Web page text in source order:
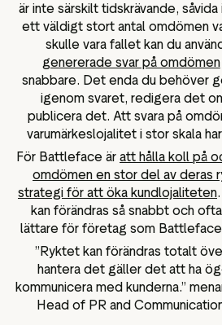
är inte särskilt tidskrävande,
ett väldigt stort antal omdömen
skulle vara fallet kan du
genererade svar på omdömen
snabbare. Det enda du behöver
igenom svaret, redigera det
publicera det. Att svara på
varumärkeslojalitet i stor skala
För Battleface är att hålla koll på
omdömen en stor del av deras
strategi för att öka kundlojaliteten
kan förändras så snabbt och
lättare för företag som Battleface
”Ryktet kan förändras totalt
hantera det gäller det att ha
kommunicera med kunderna.”
Head of PR and